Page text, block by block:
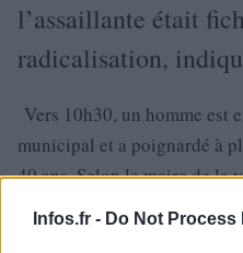
Infos.fr - Do Not
l’assaillante était
radicalisation,
Vers 10h30, un homme est
municipal et a poignardé à
40 ans. Selon le maire de la
jambe, au bras et à la main.
échange d’armes à feu par